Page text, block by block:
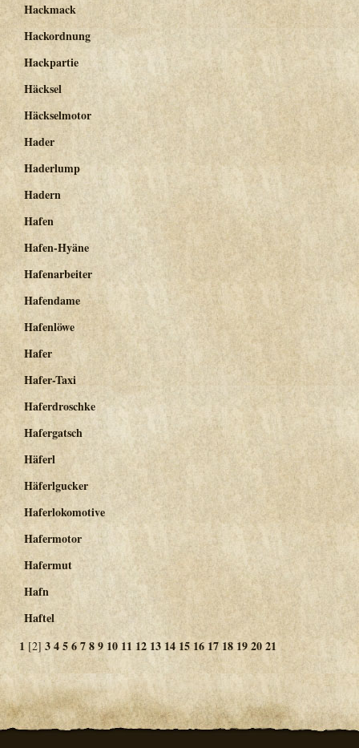
Hackmack
Hackordnung
Hackpartie
Häcksel
Häckselmotor
Hader
Haderlump
Hadern
Hafen
Hafen-Hyäne
Hafenarbeiter
Hafendame
Hafenlöwe
Hafer
Hafer-Taxi
Haferdroschke
Hafergatsch
Häferl
Häferlgucker
Haferlokomotive
Hafermotor
Hafermut
Hafn
Haftel
1 [2] 3456789 10 11 12 1314 15 1617 18 192021